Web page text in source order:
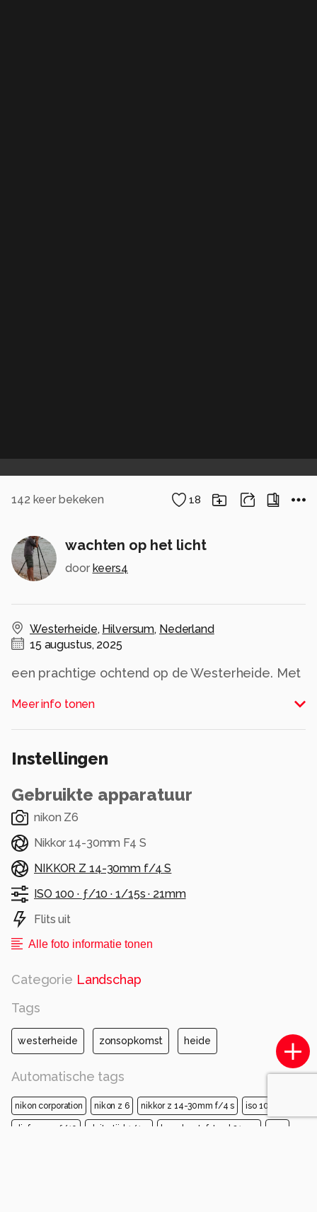
142 keer bekeken 18
wachten op het licht
door keers4
Westerheide, Hilversum, Nederland
15 augustus, 2025
een prachtige ochtend op de Westerheide. Met
licht. Dank je Ruud voor het poseren ;-)
Meer info tonen
Instellingen
Gebruikte apparatuur
nikon Z6
Nikkor 14-30mm F4 S
NIKKOR Z 14-30mm f/4 S
ISO 100 · ƒ/10 · 1/15s · 21mm
Flits uit
Alle foto informatie tonen
Categorie Landschap
Tags
westerheide zonsopkomst heide
Automatische tags
nikon corporation nikon z 6 nikkor z 14-30mm f/4 s iso 100
diafragma ƒ/10 sluitertijd 1/15s brandpuntafstand 21mm